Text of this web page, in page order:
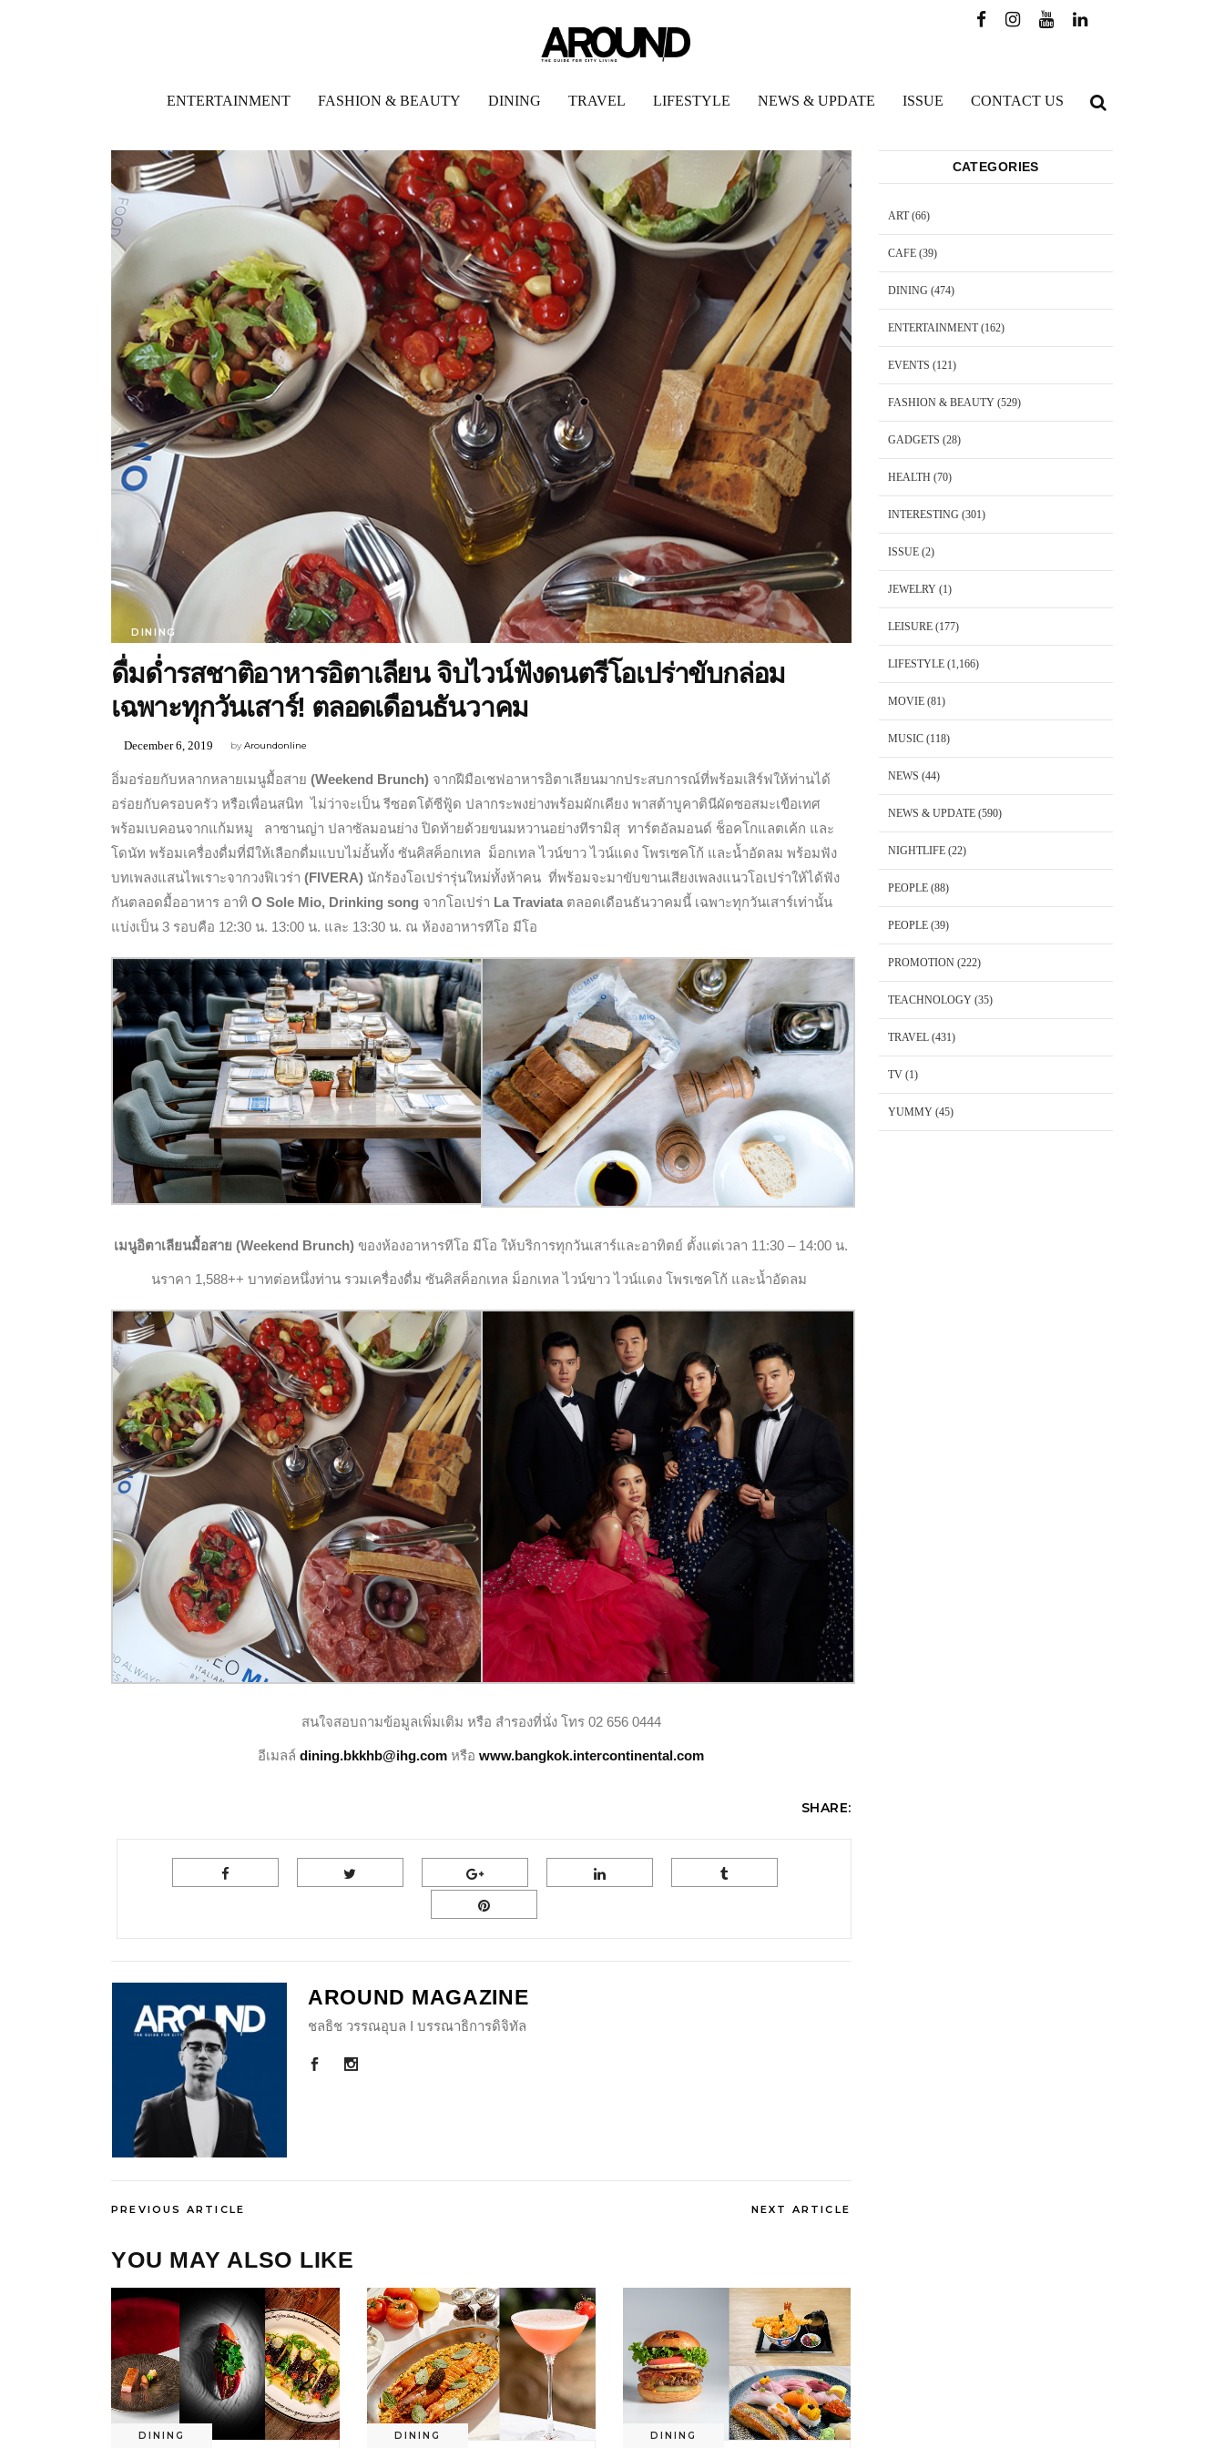
ENTERTAINMENT FASHION & BEAUTY DINING TRAVEL LIFESTYLE NEWS & UPDATE ISSUE CONTACT US
DINING
ดื่มด่ำรสชาติอาหารอิตาเลียน จิบไวน์ฟังดนตรีโอเปร่าขับกล่อม
เฉพาะทุกวันเสาร์! ตลอดเดือนธันวาคม
byAroundonline
December 6, 2019
อิ่มอร่อยกับหลากหลายเมนูมื้อสาย (Weekend Brunch) จากฝีมือเชฟอาหารอิตาเลียนมากประสบการณ์ที่พร้อมเสิร์ฟให้ท่านได้
อร่อยกับครอบครัว หรือเพื่อนสนิท ไม่ว่าจะเป็น รีซอตโต้ซีฟู้ด ปลากระพงย่างพร้อมผักเคียง พาสต้าบูคาตินีผัดซอสมะเขือเทศ
พร้อมเบคอนจากแก้มหมู ลาซานญ่า ปลาซัลมอนย่าง ปิดท้ายด้วยขนมหวานอย่างทีรามิสุ ทาร์ตอัลมอนด์ ช็อคโกแลตเค้ก และ
โดนัท พร้อมเครื่องดื่มที่มีให้เลือกดื่มแบบไม่อั้นทั้ง ซันคิสค็อกเทล ม็อกเทล ไวน์ขาว ไวน์แดง โพรเซคโก้ และน้ำอัดลม พร้อมฟัง
บทเพลงแสนไพเราะจากวงฟิเวร่า (FIVERA) นักร้องโอเปร่ารุ่นใหม่ทั้งห้าคน ที่พร้อมจะมาขับขานเสียงเพลงแนวโอเปร่าให้ได้ฟัง
กันตลอดมื้ออาหาร อาทิ O Sole Mio, Drinking song จากโอเปร่า La Traviataตลอดเดือนธันวาคมนี้ เฉพาะทุกวันเสาร์เท่านั้น
แบ่งเป็น 3 รอบคือ 12:30 น. 13:00 น. และ 13:30 น. ณ ห้องอาหารทีโอ มีโอ
เมนูอิตาเลียนมื้อสาย (Weekend Brunch)ของห้องอาหารทีโอ มีโอ ให้บริการทุกวันเสาร์และอาทิตย์ ตั้งแต่เวลา 11:30 – 14:00 น.
นราคา 1,588++ บาทต่อหนึ่งท่าน รวมเครื่องดื่ม ซันคิสค็อกเทล ม็อกเทลไวน์ขาว ไวน์แดงโพรเซคโก้ และน้ำอัดลม
สนใจสอบถามข้อมูลเพิ่มเติม หรือ สำรองที่นั่ง โทร 02 656 0444
อีเมลล์dining.bkkhb@ihg.com หรือwww.bangkok.intercontinental.com
SHARE:
AROUND MAGAZINE
ชลธิช วรรณอุบล I บรรณาธิการดิจิทัล
PREVIOUS ARTICLE NEXT ARTICLE
YOU MAY ALSO LIKE
DINING DINING DINING
CATEGORIES
ART(66)
CAFE(39)
DINING (474)
ENTERTAINMENT(162)
EVENTS (121)
FASHION & BEAUTY(529)
GADGETS (28)
HEALTH (70)
INTERESTING (301)
ISSUE(2)
JEWELRY(1)
LEISURE(177)
LIFESTYLE(1,166)
MOVIE(81)
MUSIC(118)
NEWS (44)
NEWS & UPDATE(590)
NIGHTLIFE(22)
PEOPLE(88)
PEOPLE(39)
PROMOTION(222)
TEACHNOLOGY(35)
TRAVEL(431)
TV(1)
YUMMY(45)